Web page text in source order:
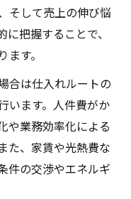
そして売上の伸び悩
把握することで、
す。
合は仕入れルートの
います。人件費がか
や業務効率化による
た、家賃や光熱費な
件の交渉やエネルギ